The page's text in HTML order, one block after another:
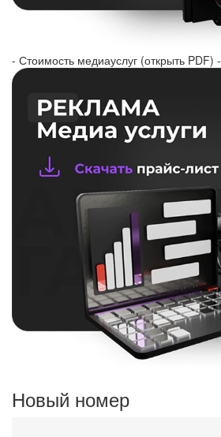
- Стоимость медиауслуг (открыть PDF) -
Новый номер